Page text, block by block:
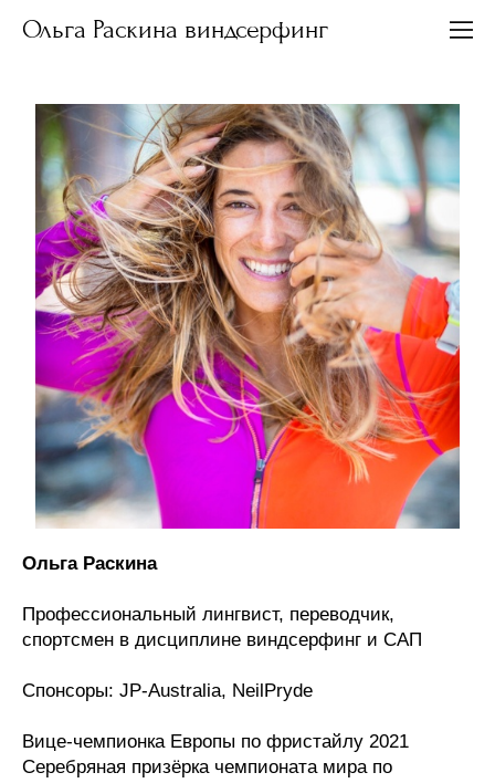
Ольга Раскина виндсерфинг
Ольга Раскина
Профессиональный лингвист, переводчик,
спортсмен в дисциплине виндсерфинг и САП
Спонсоры: JP-Australia, NeilPryde
Вице-чемпионка Европы по фристайлу 2021
Серебряная призёрка чемпионата мира по